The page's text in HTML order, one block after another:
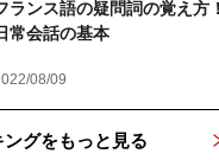
ランス語の疑問詞の覚え方！
常会話の基本
08/09
ングをもっと見る